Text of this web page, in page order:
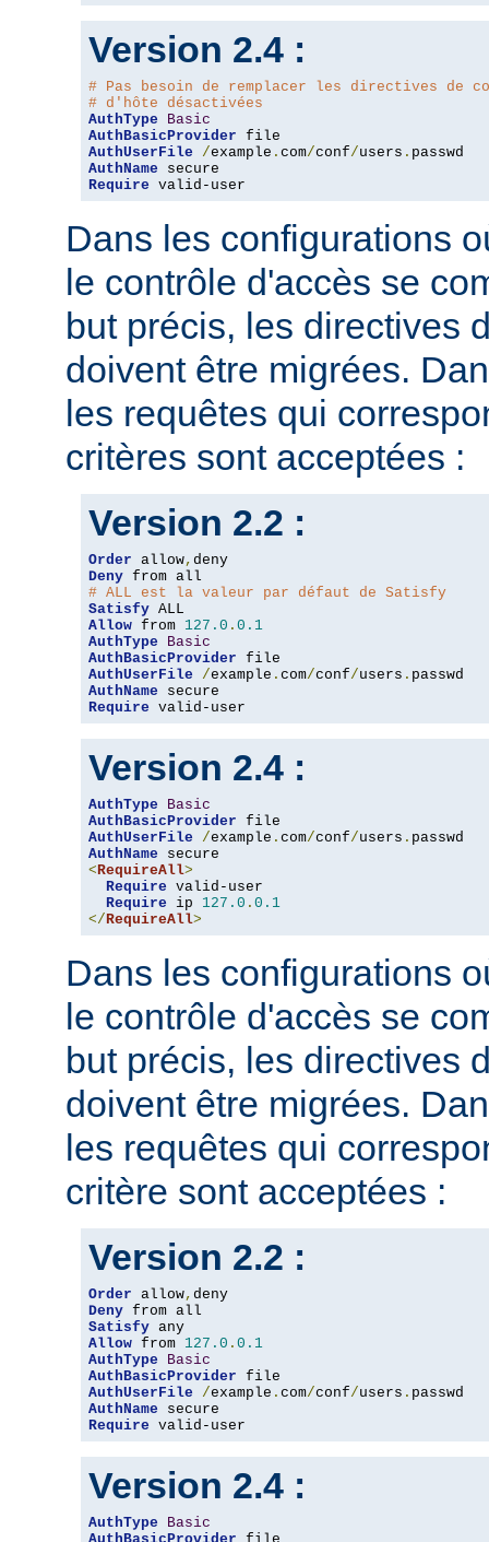
Version 2.4 :
# Pas besoin de remplacer les directives de
# d'hôte désactivées
AuthType
Basic
AuthBasicProvider
AuthUserFile
/example . com/conf/users .
AuthName
Require valid-user
Dans les configurations
le contrôle d'accès se
but précis, les directives
doivent être migrées.
les requêtes qui
critères sont acceptées :
Version 2.2 :
Order allow,
Deny
# ALL est la valeur par défaut de Satisfy
Satisfy
Allow from 127.0 . 0.1
AuthType
Basic
AuthBasicProvider
AuthUserFile
/example . com/conf/users .
AuthName
Require valid-user
Version 2.4 :
AuthType
Basic
AuthBasicProvider
AuthUserFile
/example . com/conf/users .
AuthName
<RequireAll>
Require valid-user
Require ip 127.0 . 0.1
</RequireAll>
Dans les configurations
le contrôle d'accès se
but précis, les directives
doivent être migrées.
les requêtes qui
critère sont acceptées :
Version 2.2 :
Order allow,
Deny
Satisfy
Allow from 127.0 . 0.1
AuthType
Basic
AuthBasicProvider
AuthUserFile
/example . com/conf/users .
AuthName
Require valid-user
Version 2.4 :
AuthType
Basic